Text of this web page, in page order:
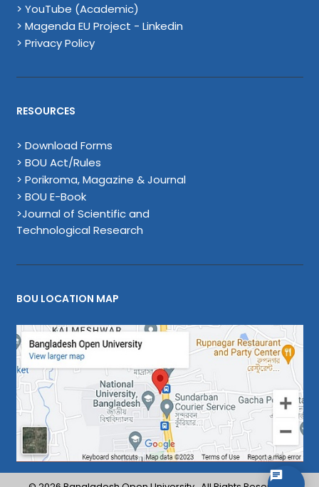
> YouTube (Academic)
> Magenda EU Project - Linkedin
> Privacy Policy
RESOURCES
> Download Forms
> BOU Act/Rules
> Porikroma, Magazine & Journal
> BOU E-Book
>Journal of Scientific and
Technological Research
BOU LOCATION MAP